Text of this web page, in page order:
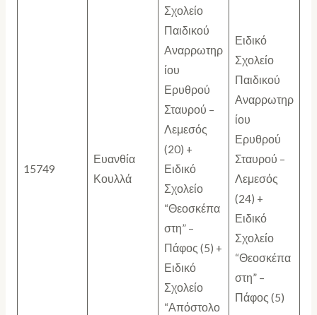
15749
Ευανθία
Κουλλά
Σχολείο
Παιδικού
Αναρρωτηρ
ίου
Ερυθρού
Σταυρού –
Λεμεσός
(20) +
Ειδικό
Σχολείο
“Θεοσκέπα
στη” –
Πάφος (5) +
Ειδικό
Σχολείο
“Απόστολο
Ειδικό
Σχολείο
Παιδικού
Αναρρωτηρ
ίου
Ερυθρού
Σταυρού –
Λεμεσός
(24) +
Ειδικό
Σχολείο
“Θεοσκέπα
στη” –
Πάφος (5)